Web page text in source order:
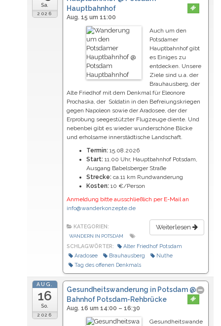
Sa.
2026
Hauptbahnhof
Aug. 15 um 11:00
Auch um den
Potsdamer
Hauptbahnhof gibt
es Einiges zu
entdecken. Unsere
Ziele sind u.a. der
Brauhausberg, der
Alte Friedhof mit dem Denkmal für Eleonore
Prochaska, der Soldatin in den Befreiungskriegen
gegen Napoleon sowie der Aradosee, der der
Erprobung seegestützter Flugzeuge diente. Und
nebenbei gibt es wieder wunderschöne Blicke
und erholsame innerstädtische Landschaft.
Termin: 15.08.2026
Start: 11.00 Uhr, Hauptbahnhof Potsdam,
Ausgang Babelsberger Straße
Strecke: ca.11 km Rundwanderung
Kosten: 10 €/Person
Anmeldung bitte ausschließlich per E-Mail an
info@wanderkonzepte.de
Weiterlesen
KATEGORIEN:
WANDERN IN POTSDAM
SCHLAGWÖRTER:
Alter Friedhof Potsdam
Aradosee
Brauhausberg
Nuthe
Tag des offenen Denkmals
AUG.
16
So.
2026
Gesundheitswanderung in Potsdam @
Bahnhof Potsdam-Rehbrücke
Aug. 16 um 14:00 – 16:30
Gesundheitswande